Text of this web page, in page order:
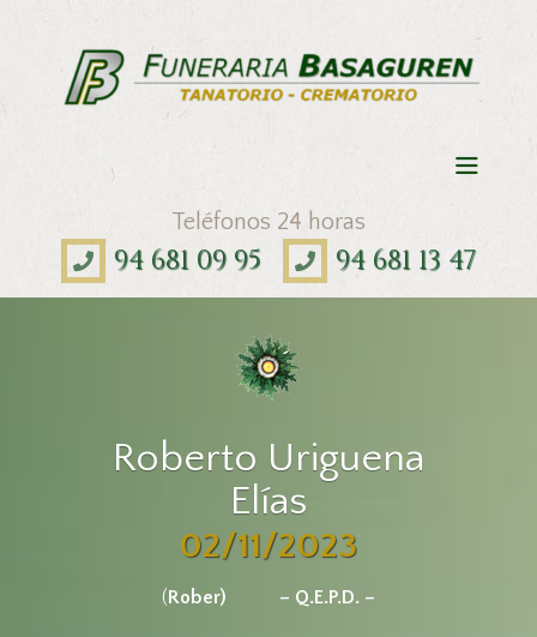
Teléfonos 24 horas
94 681 09 95 94 681 13 47
Roberto Uriguena
Elías
02/11/2023
(Rober) – Q.E.P.D. –